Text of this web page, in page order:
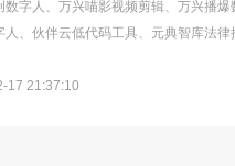
数字人、万兴喵影视频剪辑、万兴播
人、伙伴云低代码工具、元典智库法
17 21:37:10